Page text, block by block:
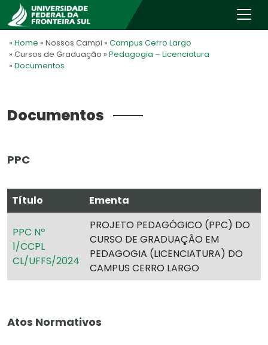
» Home » Nossos Campi » Campus Cerro Largo
» Cursos de Graduação » Pedagogia – Licenciatura
» Documentos
Documentos
PPC
Título Ementa
PPC Nº
1/CCPL
CL/UFFS/2024
PROJETO PEDAGÓGICO (PPC) DO
CURSO DE GRADUAÇÃO EM
PEDAGOGIA (LICENCIATURA) DO
CAMPUS CERRO LARGO
Atos Normativos